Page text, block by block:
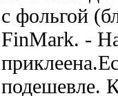
с фольгой
FinMark. -
подешевле.